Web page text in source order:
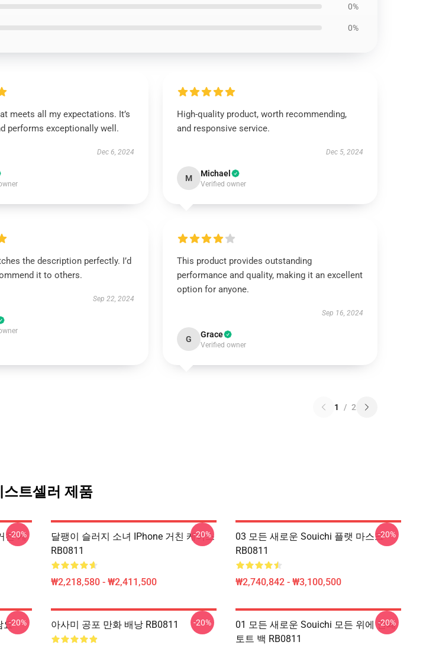
0%
0%
meets all my expectations. It’s
performs exceptionally well.
Dec 6, 2024
High-quality product, worth recommending,
and responsive service.
Dec 5, 2024
M Michael
Verified owner
the description perfectly. I’d
it to others.
Sep 22, 2024
This product provides outstanding
performance and quality, making it an excellent
option for anyone.
Sep 16, 2024
G Grace
Verified owner
1 / 2
스트셀러 제품
친 케
-20%
달팽이 슬러지 소녀 IPhone 거친 케이스
RB0811
₩2,218,580 - ₩2,411,500
-20%
03 모든 새로운 Souichi 플랫 마스크
RB0811
₩2,740,842 - ₩3,100,500
-20%
요-20% 아사미 공포 만화 배낭 RB0811 -20%
01 모든 새로운 Souichi 모든 위에 인쇄
토트 백 RB0811
-20%